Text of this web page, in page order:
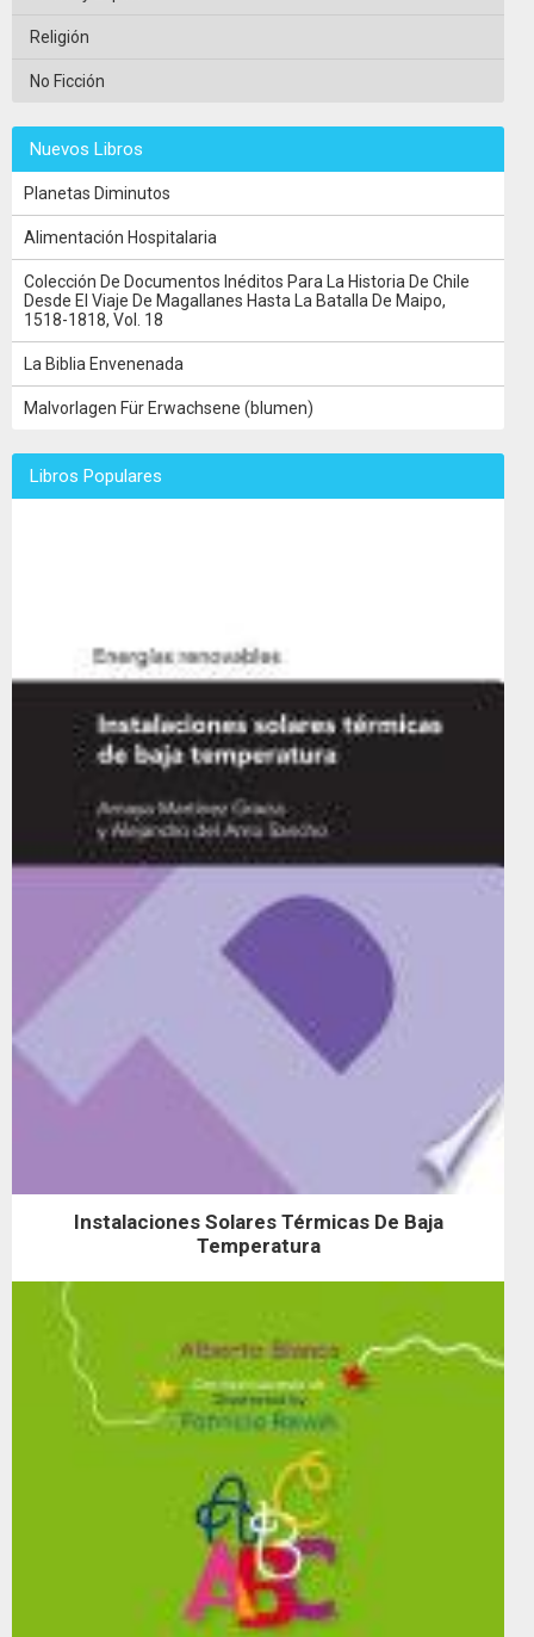
Religión
No Ficción
Nuevos Libros
Planetas Diminutos
Alimentación Hospitalaria
Colección De Documentos Inéditos Para La Historia De Chile
Desde El Viaje De Magallanes Hasta La Batalla De Maipo,
1518-1818, Vol. 18
La Biblia Envenenada
Malvorlagen Für Erwachsene (blumen)
Libros Populares
Instalaciones Solares Térmicas De Baja
Temperatura